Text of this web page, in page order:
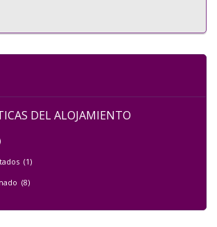
DEL ALOJAMIENTO
(1)
(8)